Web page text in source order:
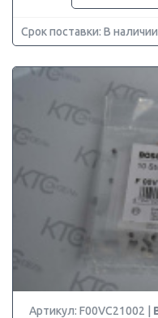
Срок поставки: В наличии
Артикул: F00VC21002 |